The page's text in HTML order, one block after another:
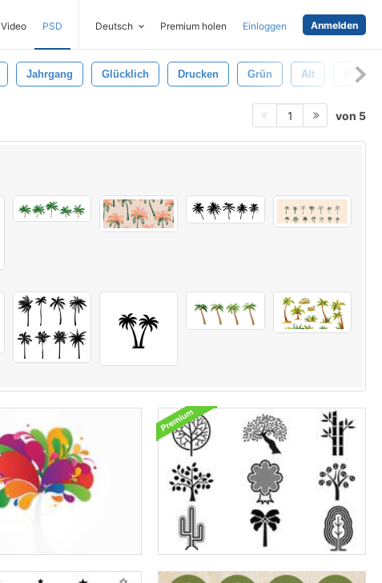
Video PSD Deutsch Premium holen Einloggen Anmelden
Jahrgang Glücklich Drucken Grün Alt Neujahr
1 von 5